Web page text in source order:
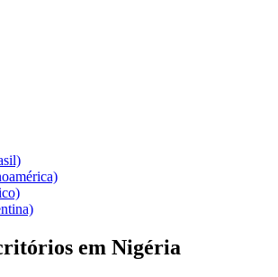
em Nigéria